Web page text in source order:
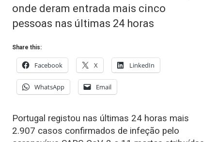
onde deram entrada mais cinco
pessoas nas últimas 24 horas
Share this:
Facebook X LinkedIn
WhatsApp Email
Portugal registou nas últimas 24 horas mais
2.907 casos confirmados de infeção pelo